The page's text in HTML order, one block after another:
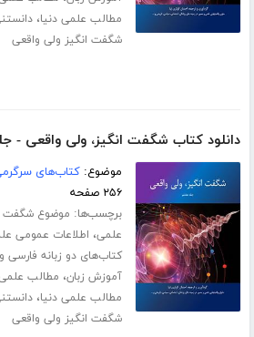
مطالب علمی دنیا،
شگفت انگیز ولی واقعی
دانلود کتاب شگفت انگیز، ولی واقعی -
موضوع:کتاب‌های
۲۵۶ صفحه
برچسب‌ها: موضوع شگفت
علمی، اطلاعات عمومی
کتاب‌های دو زبانه فارسی
آموزش زبان، مطالب
مطالب علمی دنیا،
شگفت انگیز ولی واقعی